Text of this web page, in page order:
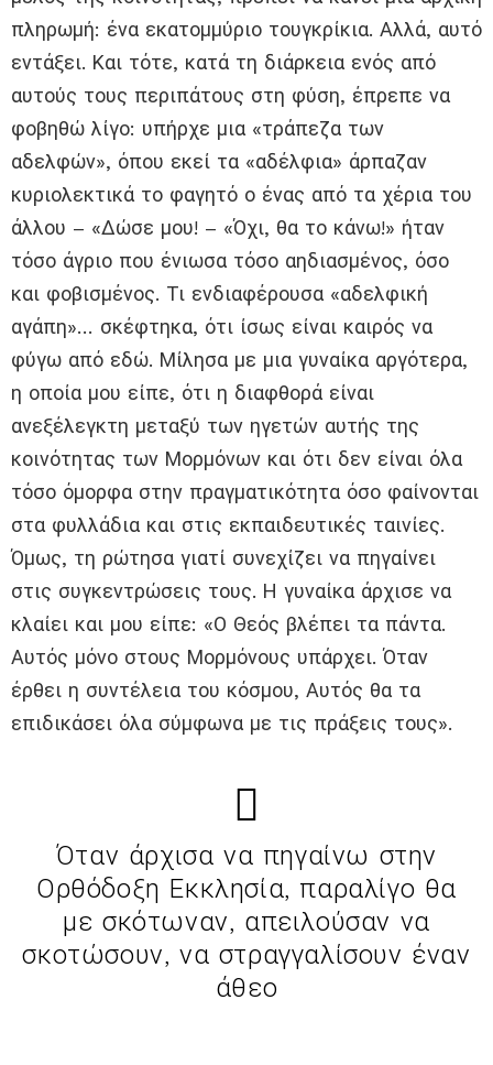
πληρωμή: ένα εκατομμύριο τουγκρίκια. Αλλά, αυτό
εντάξει. Και τότε, κατά τη διάρκεια ενός από
αυτούς τους περιπάτους στη φύση, έπρεπε να
φοβηθώ λίγο: υπήρχε μια «τράπεζα των
αδελφών», όπου εκεί τα «αδέλφια» άρπαζαν
κυριολεκτικά το φαγητό ο ένας από τα χέρια του
άλλου – «Δώσε μου! – «Όχι, θα το κάνω!» ήταν
τόσο άγριο που ένιωσα τόσο αηδιασμένος, όσο
και φοβισμένος. Τι ενδιαφέρουσα «αδελφική
αγάπη»… σκέφτηκα, ότι ίσως είναι καιρός να
φύγω από εδώ. Μίλησα με μια γυναίκα αργότερα,
η οποία μου είπε, ότι η διαφθορά είναι
ανεξέλεγκτη μεταξύ των ηγετών αυτής της
κοινότητας των Μορμόνων και ότι δεν είναι όλα
τόσο όμορφα στην πραγματικότητα όσο φαίνονται
στα φυλλάδια και στις εκπαιδευτικές ταινίες.
Όμως, τη ρώτησα γιατί συνεχίζει να πηγαίνει
στις συγκεντρώσεις τους. Η γυναίκα άρχισε να
κλαίει και μου είπε: «Ο Θεός βλέπει τα πάντα.
Αυτός μόνο στους Μορμόνους υπάρχει. Όταν
έρθει η συντέλεια του κόσμου, Αυτός θα τα
επιδικάσει όλα σύμφωνα με τις πράξεις τους».
Όταν άρχισα να πηγαίνω στην
Ορθόδοξη Εκκλησία, παραλίγο θα
με σκότωναν, απειλούσαν να
σκοτώσουν, να στραγγαλίσουν έναν
άθεο